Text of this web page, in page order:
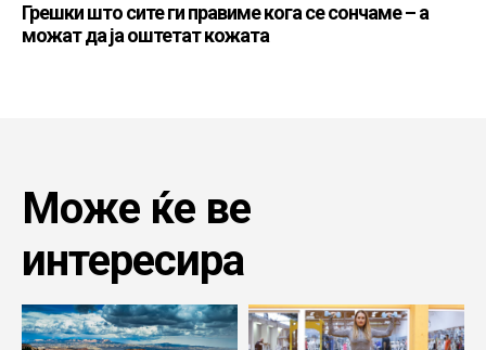
Грешки што сите ги правиме кога се сончаме – а
можат да ја оштетат кожата
Може ќе ве
интересира